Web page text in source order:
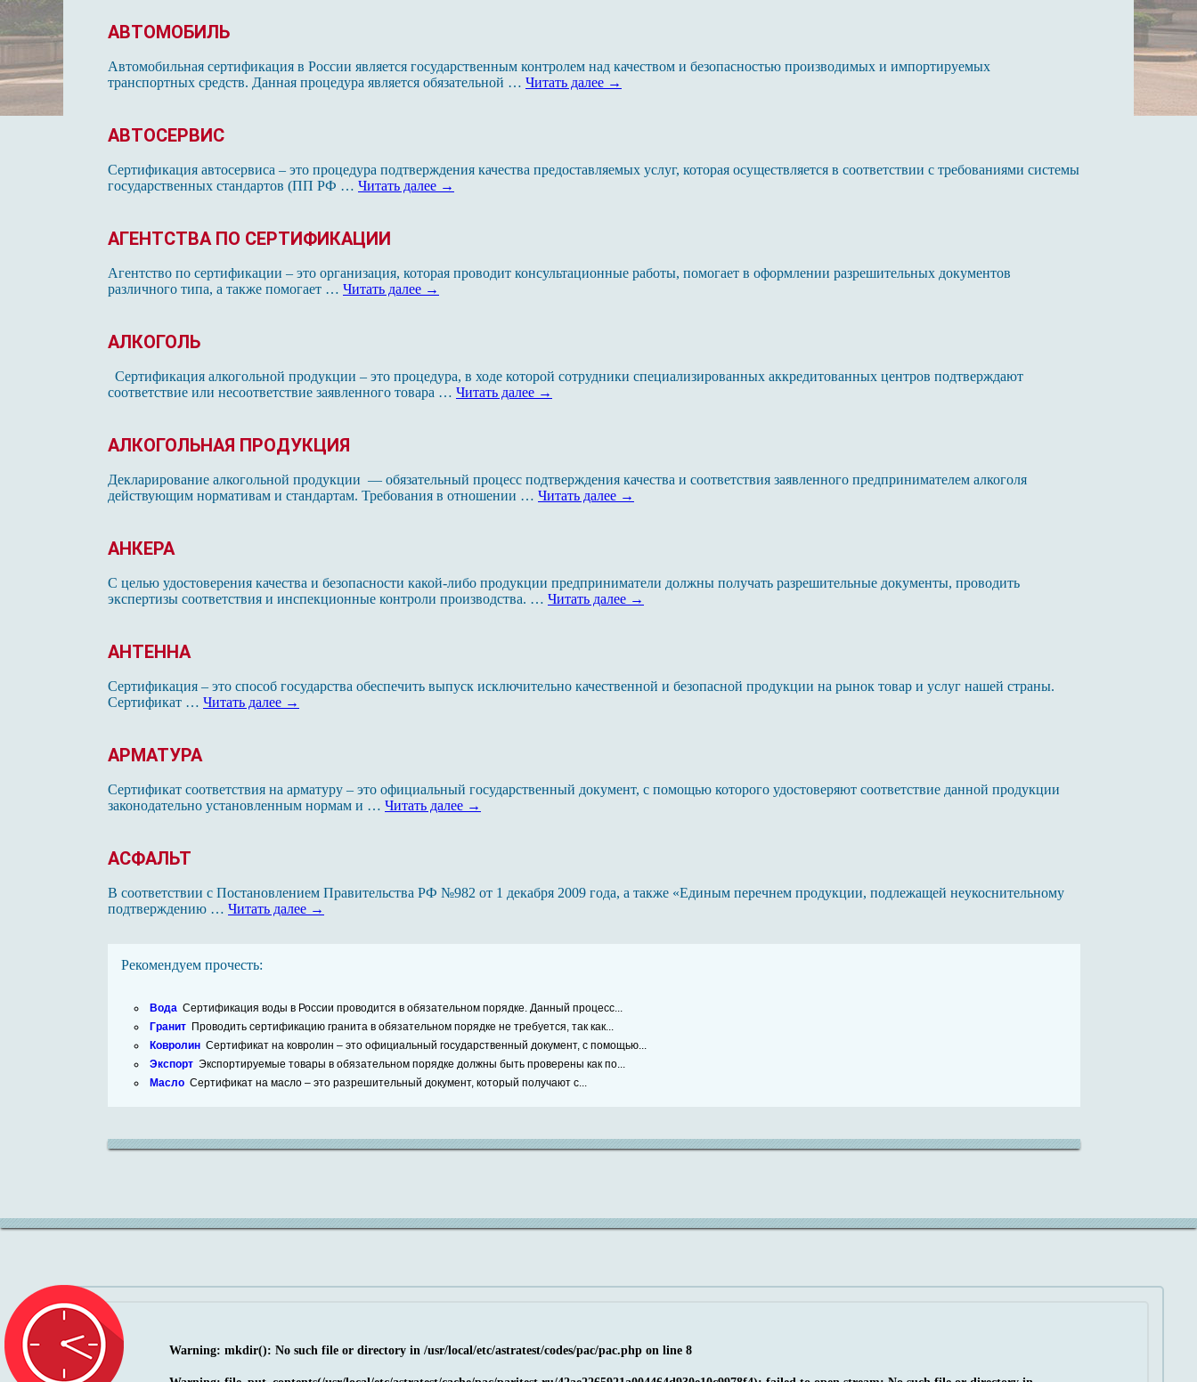
АВТОМОБИЛЬ
Автомобильная сертификация в России является государственным контролем над качеством и безопасностью производимых и импортируемых
транспортных средств. Данная процедура является обязательной … Читать далее →
АВТОСЕРВИС
Сертификация автосервиса – это процедура подтверждения качества предоставляемых услуг, которая осуществляется в соответствии с требованиями системы
государственных стандартов (ПП РФ … Читать далее →
АГЕНТСТВА ПО СЕРТИФИКАЦИИ
Агентство по сертификации – это организация, которая проводит консультационные работы, помогает в оформлении разрешительных документов
различного типа, а также помогает … Читать далее →
АЛКОГОЛЬ
Сертификация алкогольной продукции – это процедура, в ходе которой сотрудники специализированных аккредитованных центров подтверждают
соответствие или несоответствие заявленного товара … Читать далее →
АЛКОГОЛЬНАЯ ПРОДУКЦИЯ
Декларирование алкогольной продукции — обязательный процесс подтверждения качества и соответствия заявленного предпринимателем алкоголя
действующим нормативам и стандартам. Требования в отношении … Читать далее →
АНКЕРА
С целью удостоверения качества и безопасности какой-либо продукции предприниматели должны получать разрешительные документы, проводить
экспертизы соответствия и инспекционные контроли производства. … Читать далее →
АНТЕННА
Сертификация – это способ государства обеспечить выпуск исключительно качественной и безопасной продукции на рынок товар и услуг нашей страны.
Сертификат … Читать далее →
АРМАТУРА
Сертификат соответствия на арматуру – это официальный государственный документ, с помощью которого удостоверяют соответствие данной продукции
законодательно установленным нормам и … Читать далее →
АСФАЛЬТ
В соответствии с Постановлением Правительства РФ №982 от 1 декабря 2009 года, а также «Единым перечнем продукции, подлежащей неукоснительному
подтверждению … Читать далее →
Рекомендуем прочесть:
Вода Сертификация воды в России проводится в обязательном порядке. Данный процесс...
Гранит Проводить сертификацию гранита в обязательном порядке не требуется, так как...
Ковролин Сертификат на ковролин – это официальный государственный документ, с помощью...
Экспорт Экспортируемые товары в обязательном порядке должны быть проверены как по...
Масло Сертификат на масло – это разрешительный документ, который получают с...
Warning: mkdir(): No such file or directory in /usr/local/etc/astratest/codes/pac/pac.php on line 8